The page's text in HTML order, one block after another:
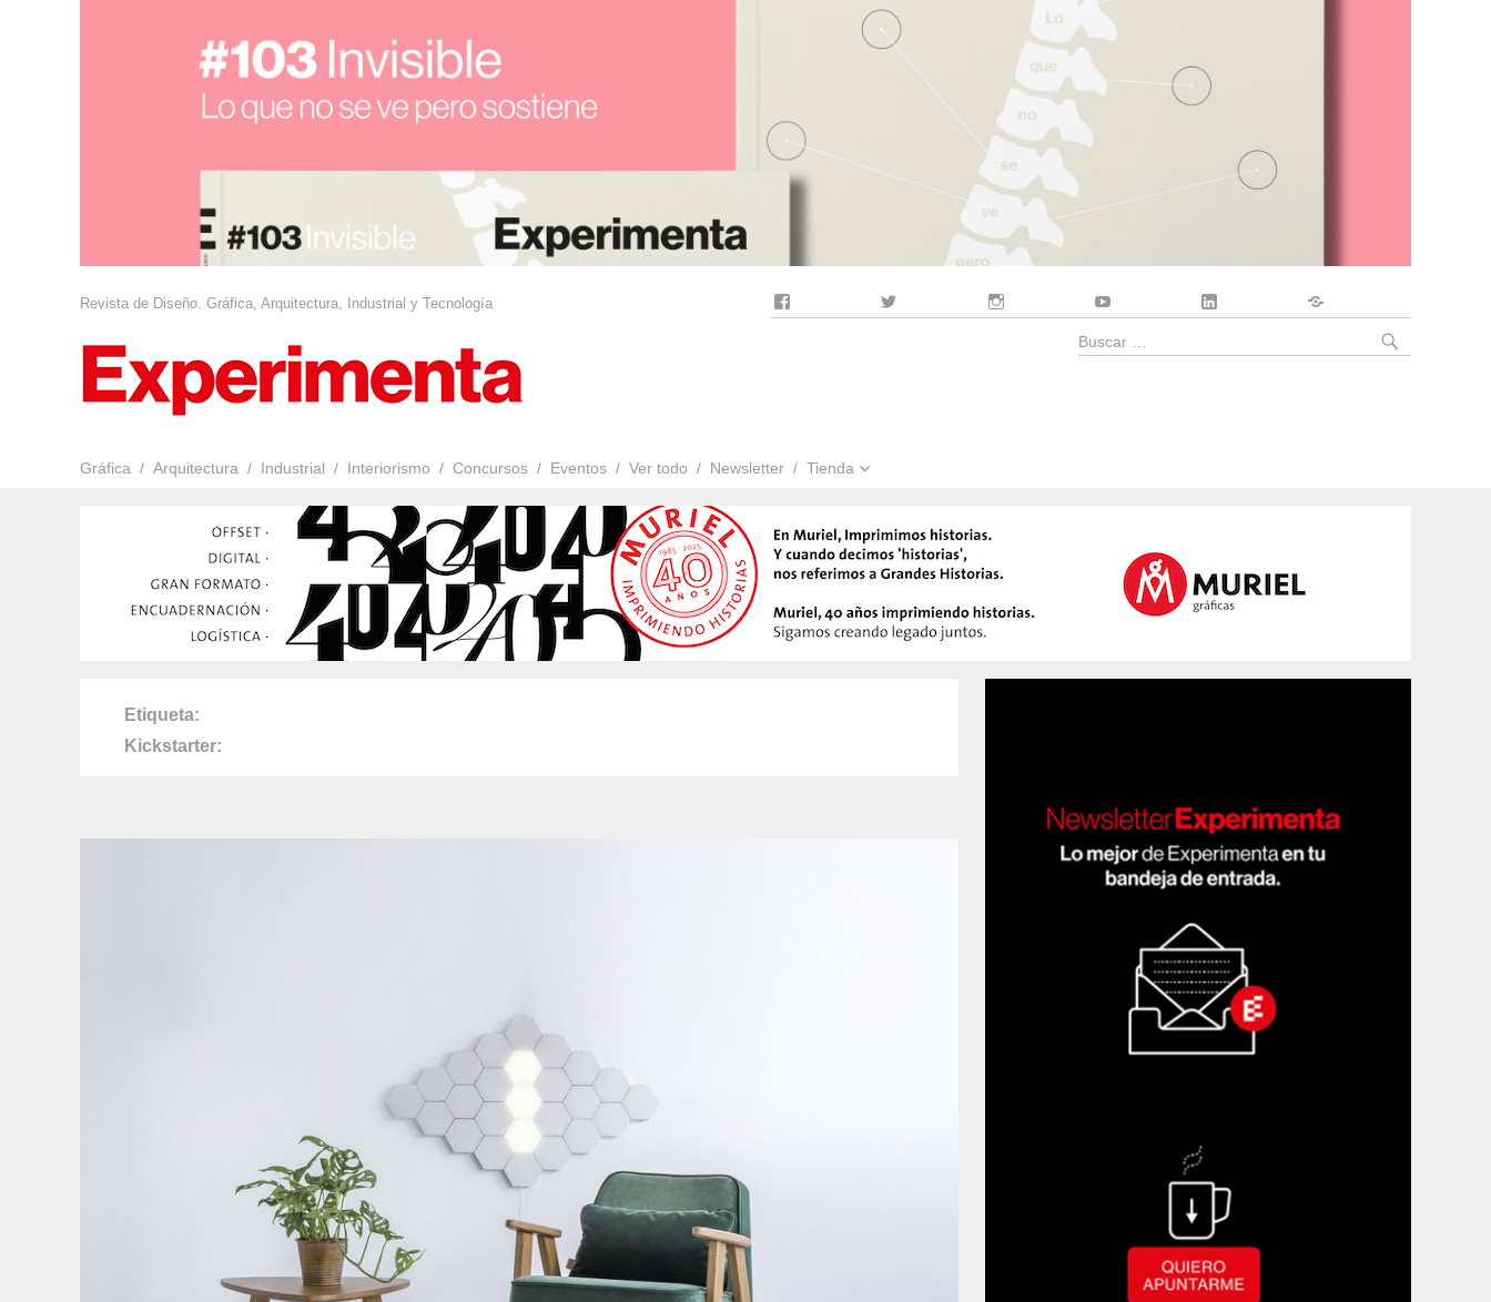
Revista de Diseño. Gráfica, Arquitectura, Industrial y Tecnología
Gráfica Arquitectura Industrial Interiorismo Concursos Eventos Ver todo Newsletter Tienda
Buscar
Etiqueta
Kickstarter